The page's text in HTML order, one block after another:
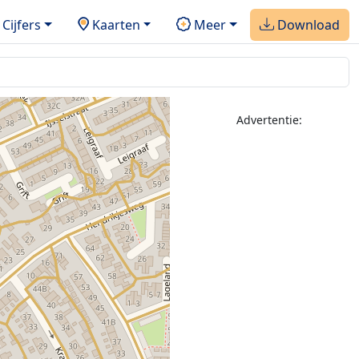
Cijfers Kaarten Meer Download
Advertentie: